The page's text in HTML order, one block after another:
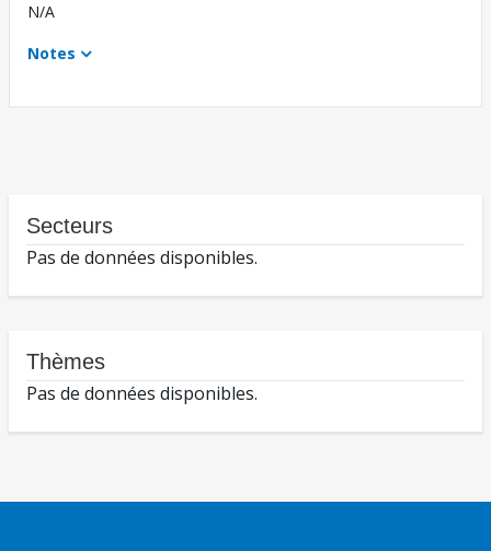
N/A
Notes
Secteurs
Pas de données disponibles.
Thèmes
Pas de données disponibles.